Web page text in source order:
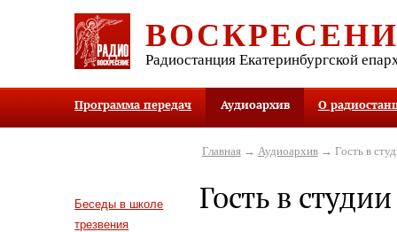
Радиостанция Екатеринбургской
Программа передач Аудиоархив О
Беседы в школе
трезвения
Главная→ Аудиоархив→ Гость в
Гость в студии